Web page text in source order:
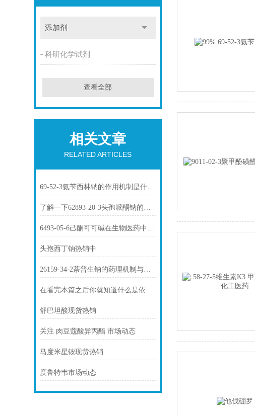
添加剂
科研化学试剂
查看全部
相关文章
RELATED ARTICLES
69-52-3氨苄西林钠的作用机制是什么？
了解一下62893-20-3头孢哌酮钠的用途及药理作用吧
6493-05-6己酮可可碱在生物医药中的应用
头孢西丁钠热销中
26159-34-2萘普生钠的药理机制与临床应用
在看完本篇之后你就知道什么是依托度酸了
舒巴坦酸现货热销
关注 肉豆蔻酸异丙酯 市场动态
马度米星铵现货热销
度鲁特韦市场动态